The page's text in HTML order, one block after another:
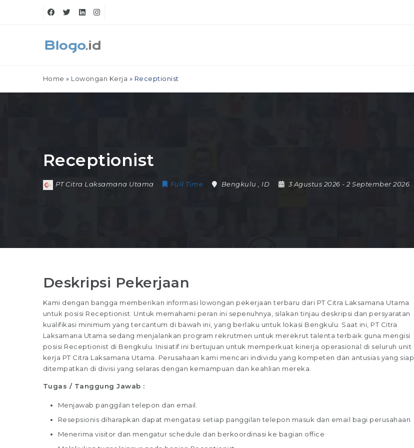
Home » Lowongan Kerja » Receptionist
Receptionist
PT Citra Laksamana Utama Full Time Bengkulu ID 3 Agustus 2026- 2 September 2026
Deskripsi Pekerjaan
Kami dengan bangga memberikan informasi lowongan pekerjaan terbaru dari PT Citra Laksamana Utama
untuk posisi Receptionist. Untuk memahami peran ini sepenuhnya, silakan tinjau deskripsi dan persyaratan
kualifikasi minimum yang tercantum di bawah ini, yang berlaku untuk lokasi Bengkulu. Saat ini, PT Citra
Laksamana Utama sedang menjalankan program rekrutmen untuk merekrut talenta terbaik guna mengisi
posisi Receptionist di Bengkulu. Inisiatif ini bertujuan untuk memperkuat kinerja operasional di seluruh unit
kerja PT Citra Laksamana Utama. Perusahaan kami mencari individu yang kompeten dan antusias yang siap
ditempatkan di divisi yang selaras dengan kemampuan dan keahlian mereka.
Tugas / Tanggung Jawab :
Menjawab panggilan telepon dan email.
Resepsionis diharapkan dapat mengatasi setiap panggilan telepon masuk dan email bagi perusahaan
Menerima visitor dan mengatur schedule dan berkoordinasi ke bagian office